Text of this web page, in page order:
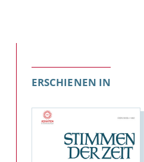
ERSCHIENEN IN